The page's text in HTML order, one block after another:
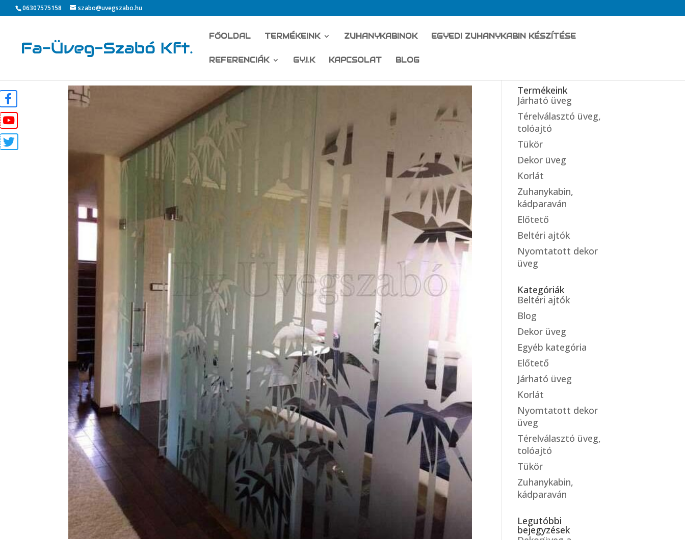
06307575158 szabo@uvegszabo.hu
FŐOLDAL TERMÉKEINK ZUHANYKABINOK EGYEDI ZUHANYKABIN KÉSZÍTÉSE
REFERENCIÁK GY.I.K KAPCSOLAT BLOG
Termékeink
Járható üveg
Térelválasztó üveg,
tolóajtó
Tükör
Dekor üveg
Korlát
Zuhanykabin,
kádparaván
Előtető
Beltéri ajtók
Nyomtatott dekor
üveg
Kategóriák
Beltéri ajtók
Blog
Dekor üveg
Egyéb kategória
Előtető
Járható üveg
Korlát
Nyomtatott dekor
üveg
Térelválasztó üveg,
tolóajtó
Tükör
Zuhanykabin,
kádparaván
Legutóbbi
bejegyzések